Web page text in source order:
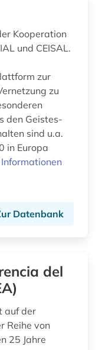
Kooperation
und CEISAL.
zur
zu
den Geistes-
sind u.a.
in Europa
Datenbank
del
Reihe von
25 Jahre